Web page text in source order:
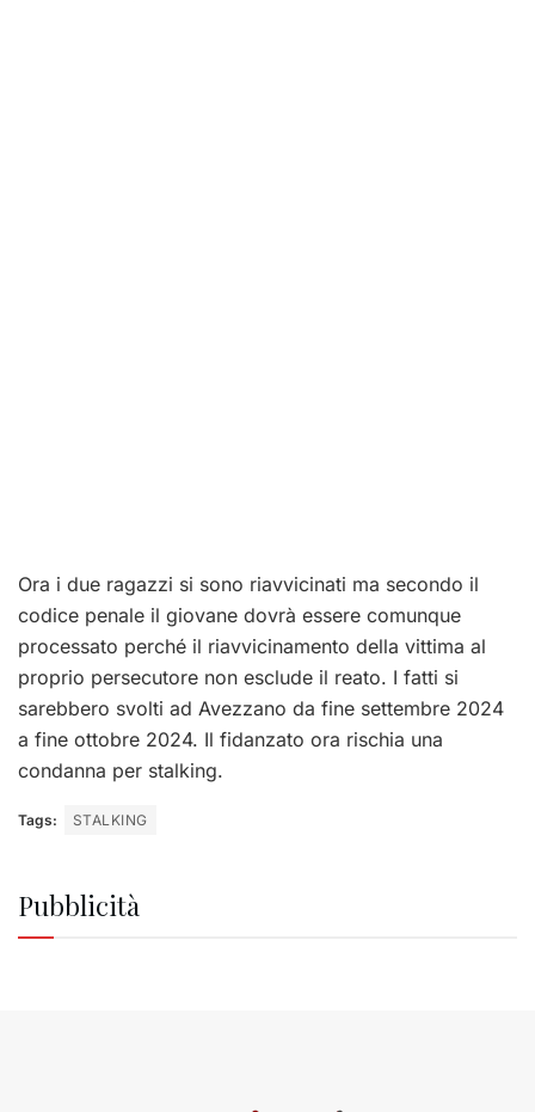
Ora i due ragazzi si sono riavvicinati ma secondo il
codice penale il giovane dovrà essere comunque
processato perché il riavvicinamento della vittima al
proprio persecutore non esclude il reato. I fatti si
sarebbero svolti ad Avezzano da fine settembre 2024
a fine ottobre 2024. Il fidanzato ora rischia una
condanna per stalking.
Tags: STALKING
Pubblicità